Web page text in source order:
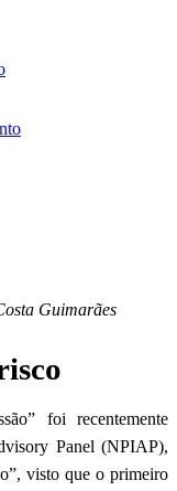
Guimarães
foi recentemente
Panel (NPIAP),
visto que o primeiro